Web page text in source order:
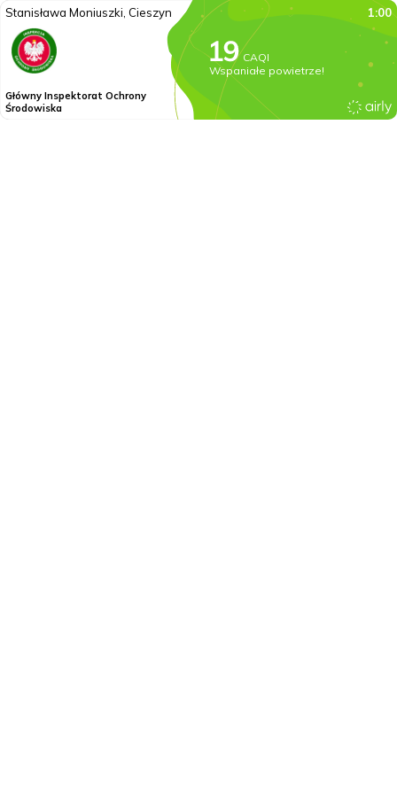
Stanisława Moniuszki, Cieszyn 1:00
CAQI
Wspaniałe powietrze!
Główny Inspektorat Ochrony
Środowiska